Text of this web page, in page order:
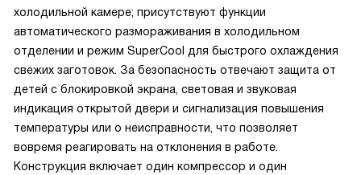
холодильной камере; присутствуют функции
автоматического размораживания в холодильном
отделении и режим SuperCool для быстрого охлаждения
свежих заготовок. За безопасность отвечают защита от
детей с блокировкой экрана, световая и звуковая
индикация открытой двери и сигнализация повышения
температуры или о неисправности, что позволяет
вовремя реагировать на отклонения в работе.
Конструкция включает один компрессор и один